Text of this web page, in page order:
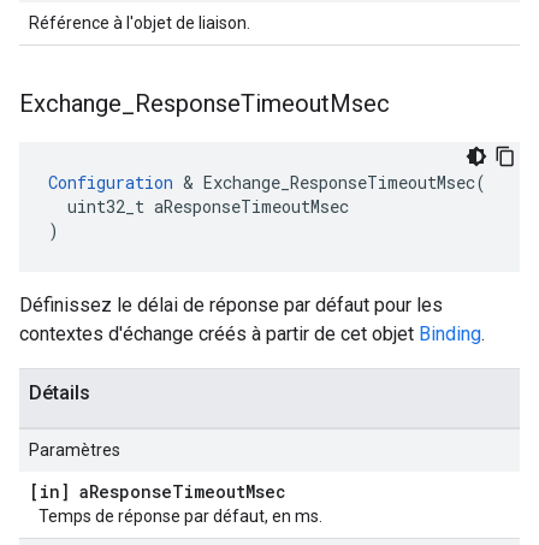
Référence à l'objet de liaison.
Exchange ResponseTimeoutMsec
Configuration & Exchange_ResponseTimeoutMsec(
  uint32_t aResponseTimeoutMsec
)
Définissez le délai de réponse par défaut pour les
contextes d'échange créés à partir de cet objet Binding.
Détails
Paramètres
[in] aResponseTimeoutMsec
Temps de réponse par défaut, en ms.